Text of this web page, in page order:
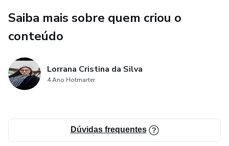
Saiba mais sobre quem criou o
conteúdo
Lorrana Cristina da Silva
4 Ano Hotmarter
Dúvidas frequentes